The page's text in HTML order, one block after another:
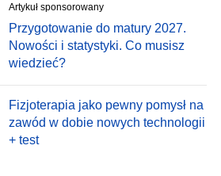
Artykuł sponsorowany
Przygotowanie do matury 2027.
Nowości i statystyki. Co musisz
wiedzieć?
Fizjoterapia jako pewny pomysł na
zawód w dobie nowych technologii
+ test